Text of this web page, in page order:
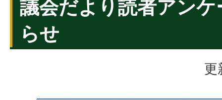
議会だより読者アン
らせ
更